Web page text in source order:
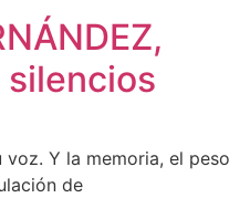
silencios
Y la memoria, el peso
de